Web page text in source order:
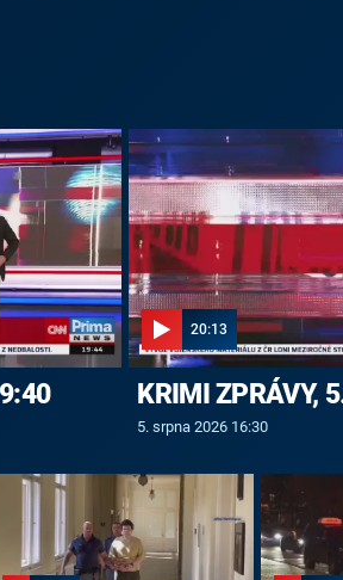
20:13
KRIMI ZPRÁVY,
5. srpna 2026 16:30